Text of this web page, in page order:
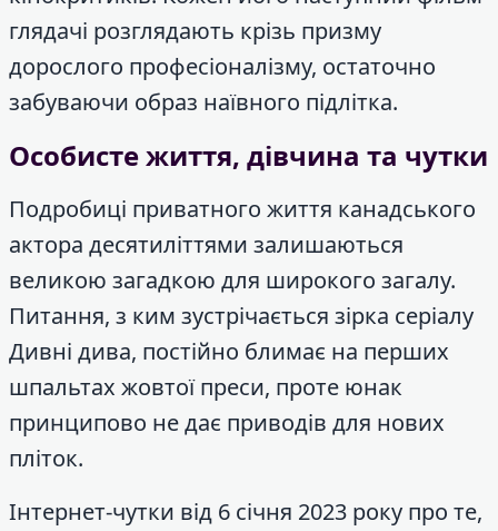
глядачі розглядають крізь призму
дорослого професіоналізму, остаточно
забуваючи образ наївного підлітка.
Особисте життя, дівчина та чутки
Подробиці приватного життя канадського
актора десятиліттями залишаються
великою загадкою для широкого загалу.
Питання, з ким зустрічається зірка серіалу
Дивні дива, постійно блимає на перших
шпальтах жовтої преси, проте юнак
принципово не дає приводів для нових
пліток.
Інтернет-чутки від 6 січня 2023 року про те,